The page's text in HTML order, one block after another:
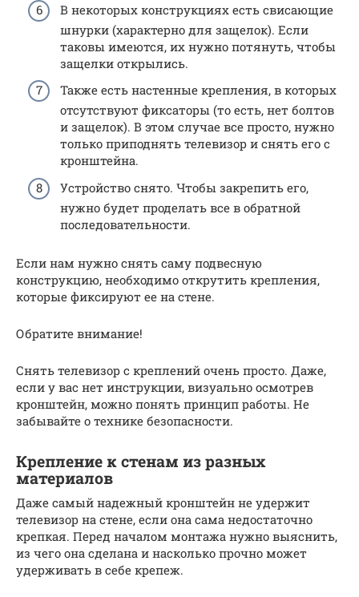
В некоторых конструкциях есть свисающие
шнурки (характерно для защелок). Если
таковы имеются, их нужно потянуть, чтобы
защелки открылись.
Также есть настенные крепления, в которых
отсутствуют фиксаторы (то есть, нет болтов
и защелок). В этом случае все просто, нужно
только приподнять телевизор и снять его с
кронштейна.
Устройство снято. Чтобы закрепить его,
нужно будет проделать все в обратной
последовательности.
Если нам нужно снять саму подвесную
конструкцию, необходимо открутить крепления,
которые фиксируют ее на стене.
Обратите внимание!
Снять телевизор с креплений очень просто. Даже,
если у вас нет инструкции, визуально осмотрев
кронштейн, можно понять принцип работы. Не
забывайте о технике безопасности.
Крепление к стенам из разных
материалов
Даже самый надежный кронштейн не удержит
телевизор на стене, если она сама недостаточно
крепкая. Перед началом монтажа нужно выяснить,
из чего она сделана и насколько прочно может
удерживать в себе крепеж.